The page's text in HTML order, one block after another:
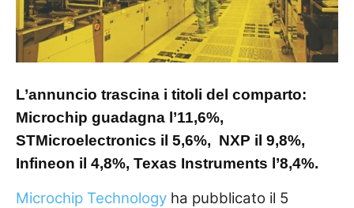
L’annuncio trascina i titoli del comparto:
Microchip guadagna l’11,6%,
STMicroelectronics il 5,6%, NXP il 9,8%,
Infineon il 4,8%, Texas Instruments l’8,4%.
Microchip Technology ha pubblicato il 5